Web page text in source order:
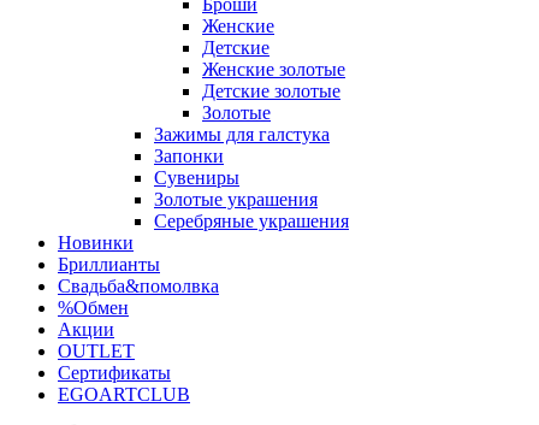
Броши
Женские
Детские
Женские золотые
Детские золотые
Золотые
Зажимы для галстука
Запонки
Сувениры
Золотые украшения
Серебряные украшения
Новинки
Бриллианты
Свадьба&помолвка
%Обмен
Акции
OUTLET
Сертификаты
EGOARTCLUB